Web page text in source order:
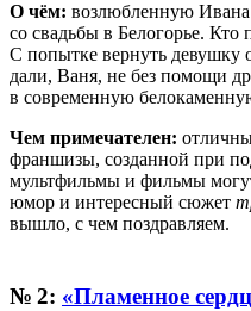
О чём: возлюбленную
со свадьбы в Белогорье. Кто
С попытке вернуть девушку
дали, Ваня, не без помощи
в современную
Чем примечателен:
франшизы, созданной при
мультфильмы и фильмы
юмор и интересный сюжет
вышло, с чем поздравляем.
№ 2: «Пламенное